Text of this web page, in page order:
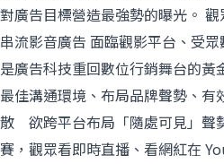
對廣告目標營造最強勢的曝光。
串流影音廣告 面臨觀影平台、受
是廣告科技重回數位行銷舞台的黃
最佳溝通環境、布局品牌聲勢、有
散 欲跨平台布局「隨處可見」聲
賽，觀眾看即時直播、看網紅在